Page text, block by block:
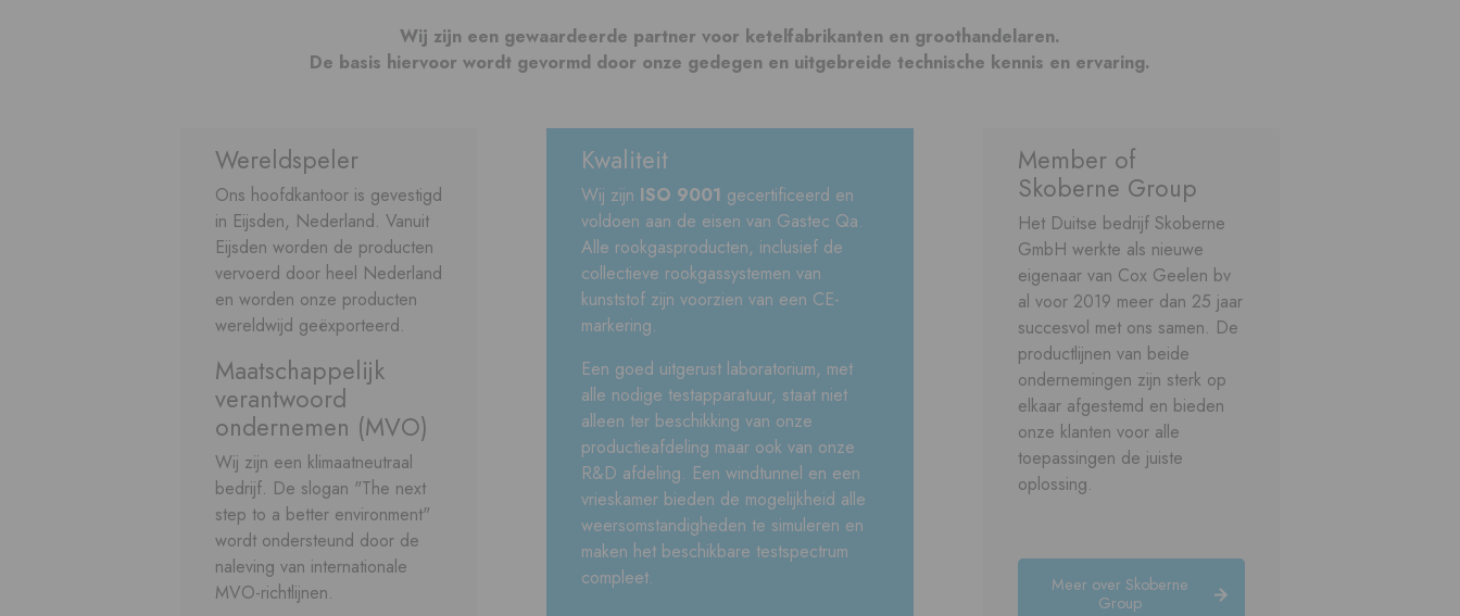
Wij zijn een gewaardeerde partner voor ketelfabrikanten en groothandelaren.
De basis hiervoor wordt gevormd door onze gedegen en uitgebreide technische kennis en ervaring.
Wereldspeler
Ons hoofdkantoor is gevestigd
in Eijsden, Nederland. Vanuit
Eijsden worden de producten
vervoerd door heel Nederland
en worden onze producten
wereldwijd geëxporteerd.
Maatschappelijk
verantwoord
ondernemen (MVO)
Wij zijn een klimaatneutraal
bedrijf. De slogan "The next
step to a better environment"
wordt ondersteund door de
naleving van internationale
MVO-richtlijnen.
Kwaliteit
Wij zijn ISO 9001 gecertificeerd en
voldoen aan de eisen van Gastec Qa.
Alle rookgasproducten, inclusief de
collectieve rookgassystemen van
kunststof zijn voorzien van een CE-
markering.
Een goed uitgerust laboratorium, met
alle nodige testapparatuur, staat niet
alleen ter beschikking van onze
productieafdeling maar ook van onze
R&D afdeling. Een windtunnel en een
vrieskamer bieden de mogelijkheid alle
weersomstandigheden te simuleren en
maken het beschikbare testspectrum
compleet.
Member of
Skoberne Group
Het Duitse bedrijf Skoberne
GmbH werkte als nieuwe
eigenaar van Cox Geelen bv
al voor 2019 meer dan 25 jaar
succesvol met ons samen. De
productlijnen van beide
ondernemingen zijn sterk op
elkaar afgestemd en bieden
onze klanten voor alle
toepassingen de juiste
oplossing.
Meer over Skoberne
Group